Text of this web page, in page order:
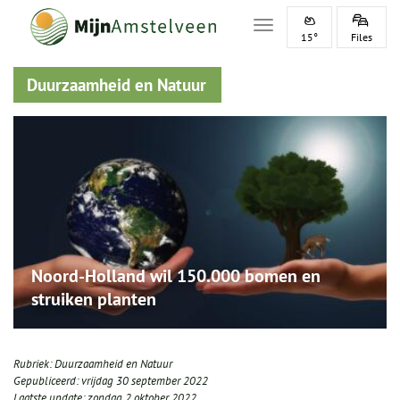
Toggle navigation
15° Files
Duurzaamheid en Natuur
Noord-Holland wil 150.000 bomen en
struiken planten
Rubriek:Duurzaamheid en Natuur
Gepubliceerd:vrijdag 30 september 2022